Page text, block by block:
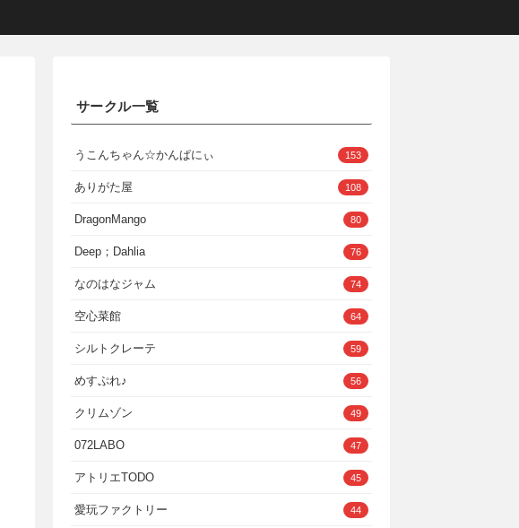
サークル一覧
うこんちゃん☆かんぱにぃ 153
ありがた屋 108
DragonMango 80
Deep；Dahlia 76
なのはなジャム 74
空心菜館 64
シルトクレーテ 59
めすぷれ♪ 56
クリムゾン 49
072LABO 47
アトリエTODO 45
愛玩ファクトリー 44